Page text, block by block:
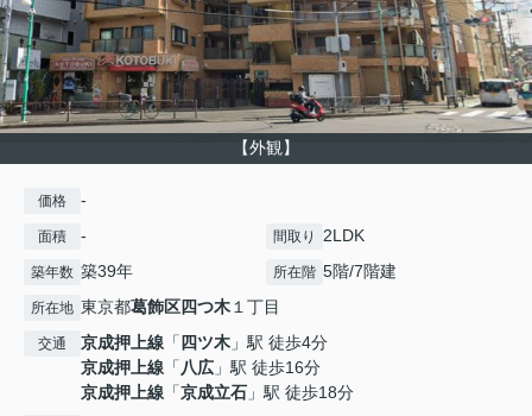
【外観】
価格 -
面積 - 間取り 2LDK
築年数 築39年 所在階 5階/7階建
所在地 東京都葛飾区四つ木１丁目
交通 京成押上線 「 四ツ木 」駅 徒歩4分
京成押上線 「八広 」駅 徒歩16分
京成押上線 「京成立石 」駅 徒歩18分